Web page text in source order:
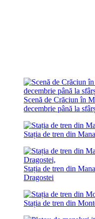
Scenă de Crăciun în
decembrie până la
Stația de tren din
Stația de tren din
Dragostei
Stația de tren din